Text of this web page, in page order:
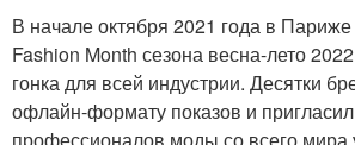
В начале октября 2021 года в
Fashion Month сезона весна-лето
гонка для всей индустрии. Десятки
офлайн-формату показов и